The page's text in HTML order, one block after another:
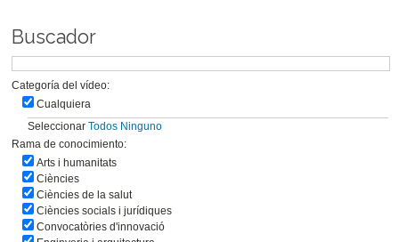
Buscador
Categoría del vídeo:
Cualquiera
SeleccionarTodos Ninguno
Rama de conocimiento:
Arts i humanitats
Ciències
Ciències de la salut
Ciències socials i jurídiques
Convocatòries d'innovació